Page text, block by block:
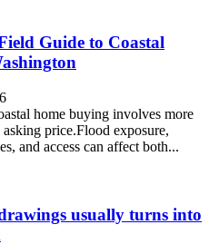
Guide to Coastal
home buying involves more
price.Flood exposure,
and access can affect both...
usually turns into